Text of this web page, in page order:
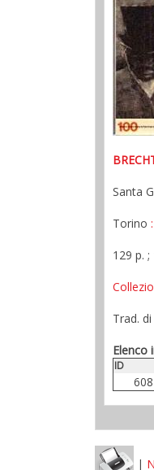
Santa
Torino
129 p.
Trad.
Elenco
ID
608
|